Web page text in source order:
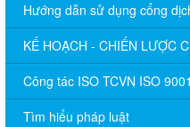
Hướng dẫn sử dụng cổng
KẾ HOẠCH - CHIẾN LƯỢC
Công tác ISO TCVN ISO
Tìm hiểu pháp luật